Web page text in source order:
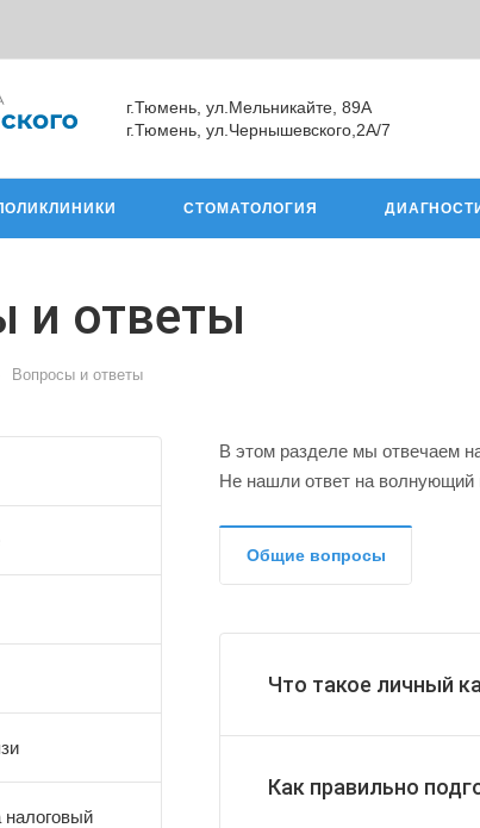
г.Тюмень, ул.Мельникайте, 89А
г.Тюмень, ул.Чернышевского,2А/7
СТОМАТОЛОГИЯ
и ответы
Вопросы и ответы
В этом разделе мы отвечаем
Не нашли ответ на волнующий
Общие вопросы
Что такое личный
Как правильно
налоговый